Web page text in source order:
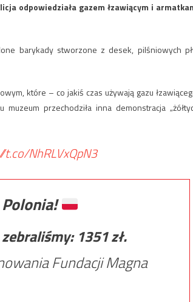
odpowiedziała gazem łzawiącym i
barykady stworzone z desek, pilśniowych
które – co jakiś czas używają gazu
przechodziła inna demonstracja
t.co/NhRLVxQpN3
zebraliśmy: 1351zł.
Fundacji Magna